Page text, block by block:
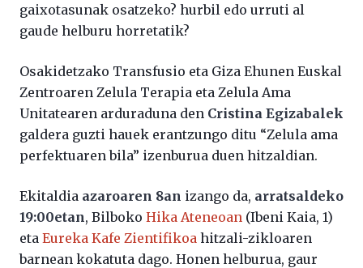
gaixotasunak osatzeko? hurbil edo urruti al
gaude helburu horretatik?
Osakidetzako Transfusio eta Giza Ehunen Euskal
Zentroaren Zelula Terapia eta Zelula Ama
Unitatearen arduraduna den Cristina Egizabalek
galdera guzti hauek erantzungo ditu “Zelula ama
perfektuaren bila” izenburua duen hitzaldian.
Ekitaldia azaroaren 8an izango da, arratsaldeko
19:00etan, Bilboko Hika Ateneoan (Ibeni Kaia, 1)
eta Eureka Kafe Zientifikoa hitzali-zikloaren
barnean kokatuta dago. Honen helburua, gaur